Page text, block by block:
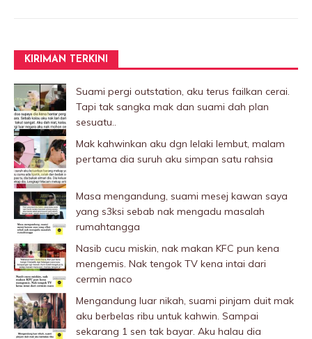
KIRIMAN TERKINI
Suami pergi outstation, aku terus failkan cerai.
Tapi tak sangka mak dan suami dah plan
sesuatu..
Mak kahwinkan aku dgn lelaki Iembut, malam
pertama dia suruh aku simpan satu rahsia
Masa mengandung, suami mesej kawan saya
yang s3ksi sebab nak mengadu masalah
rumahtangga
Nasib cucu miskin, nak makan KFC pun kena
mengemis. Nak tengok TV kena intai dari
cermin naco
Mengandung luar nikah, suami pinjam duit mak
aku berbelas ribu untuk kahwin. Sampai
sekarang 1 sen tak bayar. Aku halau dia